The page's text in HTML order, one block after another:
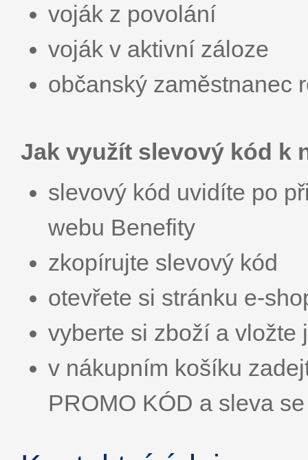
voják z povolání
voják v aktivní záloze
občanský zaměstnanec
Jak využít slevový kód k
slevový kód uvidíte po
webu Benefity
zkopírujte slevový kód
otevřete si stránku e-
vyberte si zboží a vložte
v nákupním košíku
PROMO KÓD a sleva